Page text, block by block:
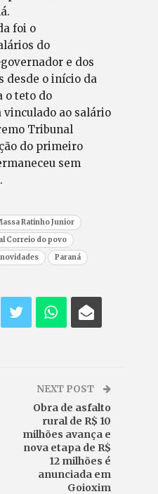
foi o
do
e dos
desde o início da
o teto do
ao salário
Tribunal
do primeiro
sem
Ratinho Junior
Correio do povo
novidades
Paraná
NEXT POST
Obra de asfalto
rural de R$ 10
milhões avança e
nova etapa de R$
12 milhões é
anunciada em
Goioxim